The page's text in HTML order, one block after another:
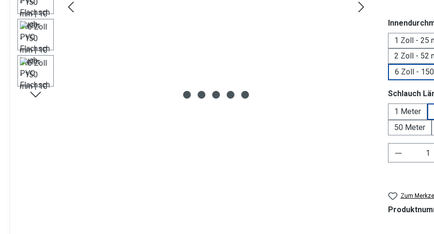
1 Zoll - 25
2 Zoll - 52
6 Zoll -
Schlauch
1 Meter
50 Meter
Zum